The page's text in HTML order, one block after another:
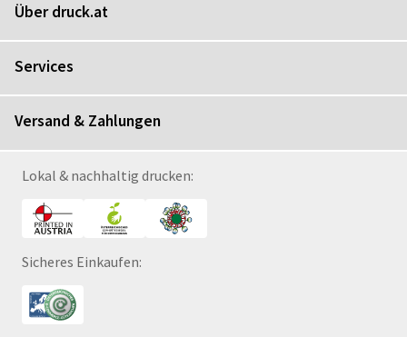
Über druck.at
Services
Versand & Zahlungen
Lokal & nachhaltig drucken:
Sicheres Einkaufen: